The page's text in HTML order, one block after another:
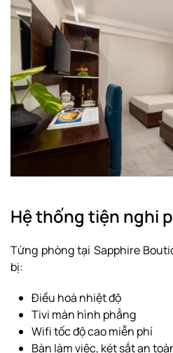
Hệ thống tiện nghi
Từng phòng tại Sapphire
bị:
Điều hoà nhiệt độ
Tivi màn hình phẳng
Wifi tốc độ cao miễn phí
Bàn làm việc, két sắt an